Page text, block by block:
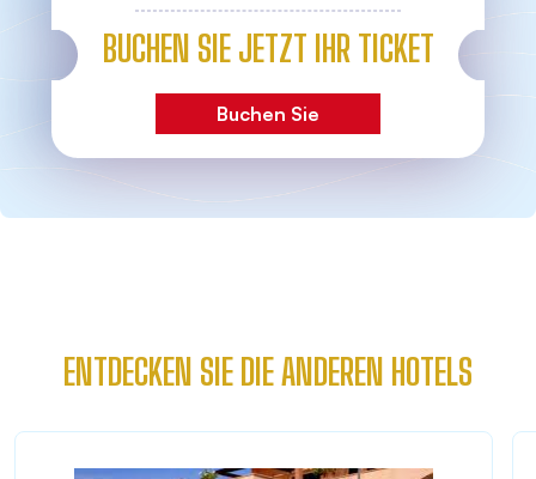
BUCHEN SIE JETZT IHR TICKET
Buchen Sie
ENTDECKEN SIE DIE ANDEREN HOTELS